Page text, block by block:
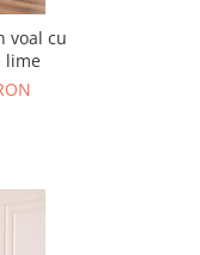
voal cu
lime